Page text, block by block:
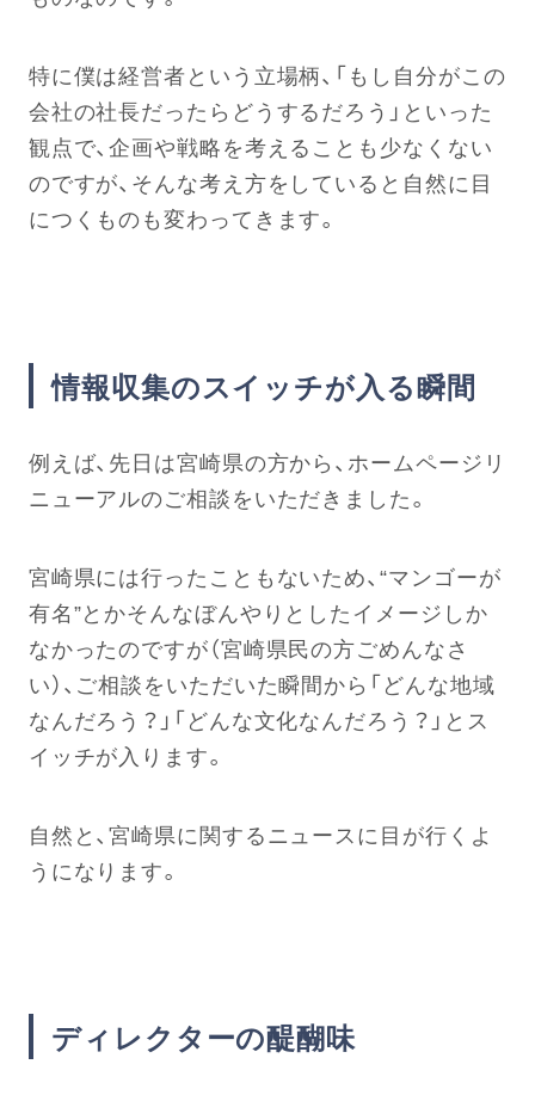
特に僕は経営者という立場柄、「もし自分がこの
会社の社長だったらどうするだろう」といった
観点で、企画や戦略を考えることも少なくない
のですが、そんな考え方をしていると自然に目
につくものも変わってきます。
情報収集のスイッチが入る瞬間
例えば、先日は宮崎県の方から、ホームページリ
ニューアルのご相談をいただきました。
宮崎県には行ったこともないため、“マンゴーが
有名”とかそんなぼんやりとしたイメージしか
なかったのですが（宮崎県民の方ごめんなさ
い）、ご相談をいただいた瞬間から「どんな地域
なんだろう？」「どんな文化なんだろう？」とス
イッチが入ります。
自然と、宮崎県に関するニュースに目が行くよ
うになります。
ディレクターの醍醐味